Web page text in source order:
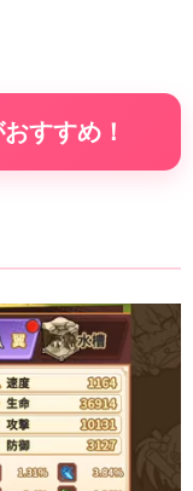
すすめ！